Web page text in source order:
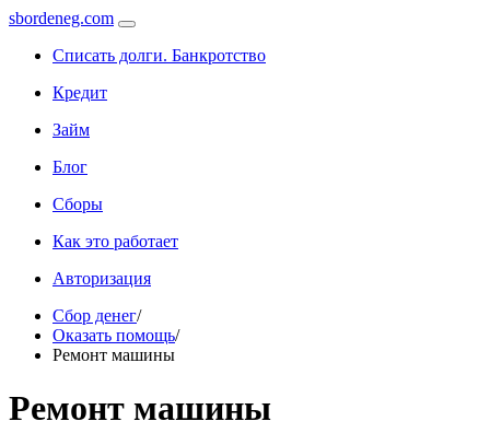
sbordeneg.com
Списать долги. Банкротство
Кредит
Займ
Блог
Сборы
Как это работает
Авторизация
Сбор денег/
Оказать помощь/
Ремонт машины
Ремонт машины